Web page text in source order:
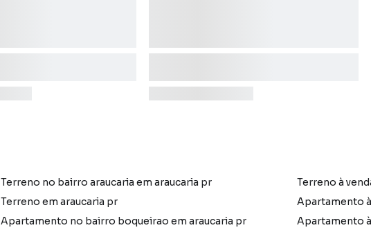
Terreno no bairro araucaria em araucaria pr
Terreno à
Terreno em araucaria pr
Apartamento no bairro boqueirao em araucaria pr
Apartamento